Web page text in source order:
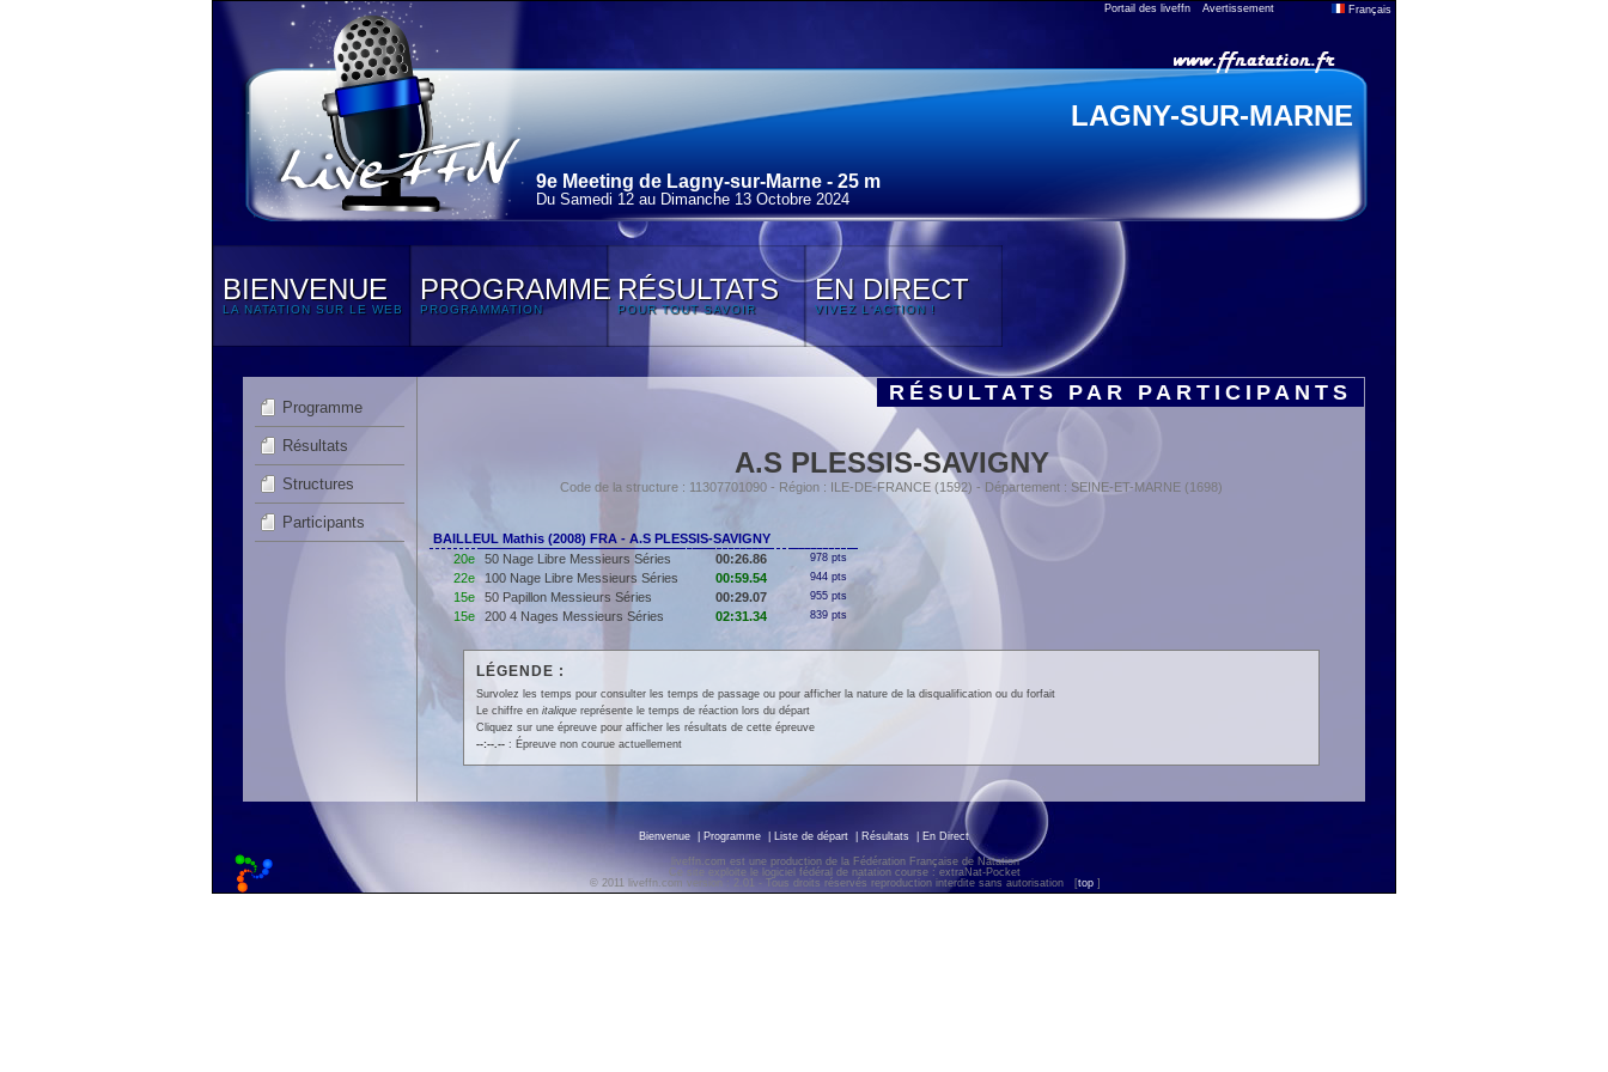
Portail des liveffn Avertissement Français
LAGNY-SUR-MARNE
9e Meeting de Lagny-sur-Marne - 25 m
Du Samedi 12 au Dimanche 13 Octobre 2024
BIENVENUE
LA NATATION SUR LE WEB
PROGRAMME
PROGRAMMATION
RÉSULTATS
POUR TOUT SAVOIR
EN DIRECT
VIVEZ L'ACTION !
Programme
Résultats
Structures
Participants
RÉSULTATS PAR PARTICIPANTS
A.S PLESSIS-SAVIGNY
Code de la structure : 11307701090 - Région : ILE-DE-FRANCE (1592) - Département : SEINE-ET-MARNE (1698)
BAILLEUL Mathis (2008) FRA - A.S PLESSIS-SAVIGNY
20e
50 Nage Libre Messieurs Séries 00:26.86 978 pts
22e 100 Nage Libre Messieurs Séries 00:59.54 944 pts
15e 50 Papillon Messieurs Séries 00:29.07 955 pts
15e 200 4 Nages Messieurs Séries 02:31.34 839 pts
LÉGENDE :
Survolez les temps pour consulter les temps de passage ou pour afficher la nature de la disqualification ou du forfait
Le chiffre en italiquereprésente le temps de réaction lors du départ
Cliquez sur une épreuve pour afficher les résultats de cette épreuve
--:--.--: Épreuve non courue actuellement
Bienvenue Programme Liste de départ Résultats En Direct
liveffn.com est une production de la Fédération Française de Natation
Ce site exploite le logiciel fédéral de natation course : extraNat-Pocket
© 2011 liveffn.com version : 2.01 - Tous droits réservés reproduction interdite sans autorisation
[top ]